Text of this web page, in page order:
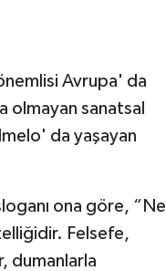
Avrupa' da
olmayan sanatsal
da yaşayan
ona göre, “Ne
Felsefe,
dumanlarla